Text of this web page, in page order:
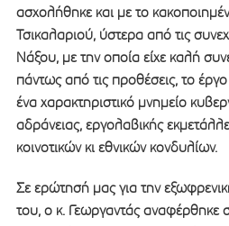
ασχολήθηκε και με το
Τσικαλαριού, ύστερα από τις
Νάξου, με την οποία είχε καλή
πάντως από τις προθέσεις, το
ένα χαρακτηριστικό μνημείο
αδράνειας, εργολαβικής
κοινοτικών κι εθνικών κονδυλίων.
Σε ερώτησή μας για την
του, ο κ. Γεωργαντάς αναφέρθηκε